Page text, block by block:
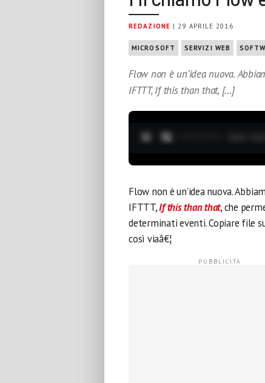
REDAZIONE | 29 APRILE 2016
MICROSOFT SERVIZI WEB
Flow non è un’idea nuova.
IFTTT, If this than that, […]
Flow non è un’idea nuova.
IFTTT,If this than that, che
determinati eventi. Copiare file
così viaâ€¦